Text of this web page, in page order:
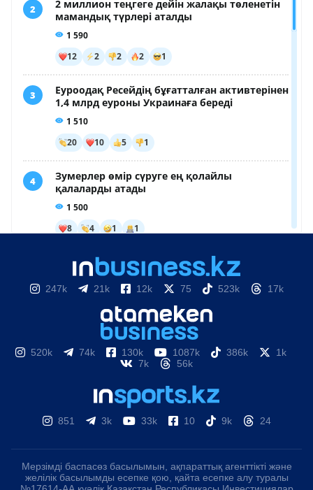
247k 21k 12k 75 523k 17k
520k 74k 130k 1087k 386k
1k
7k
56k
851 3k 33k 10 9k 24
Мерзімді баспасөз басылымын, ақпараттық агенттікті және
желілік басылымды есепке қою, қайта есепке алу туралы